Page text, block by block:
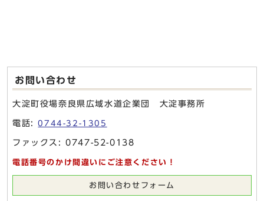
お問い合わせ
大淀町役場奈良県広域水道企業団 大淀事務所
電話:0744-32-1305
ファックス: 0747-52-0138
電話番号のかけ間違いにご注意ください！
お問い合わせフォーム